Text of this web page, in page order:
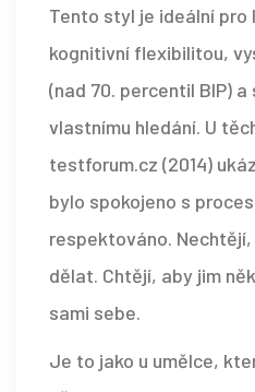
Tento styl je ideální pro
kognitivní flexibilitou,
(nad 70. percentil BIP)
vlastnímu hledání. U
testforum.cz (2014)
bylo spokojeno s
respektováno.
dělat. Chtějí, aby jim
sami sebe.
Je to jako u umělce,